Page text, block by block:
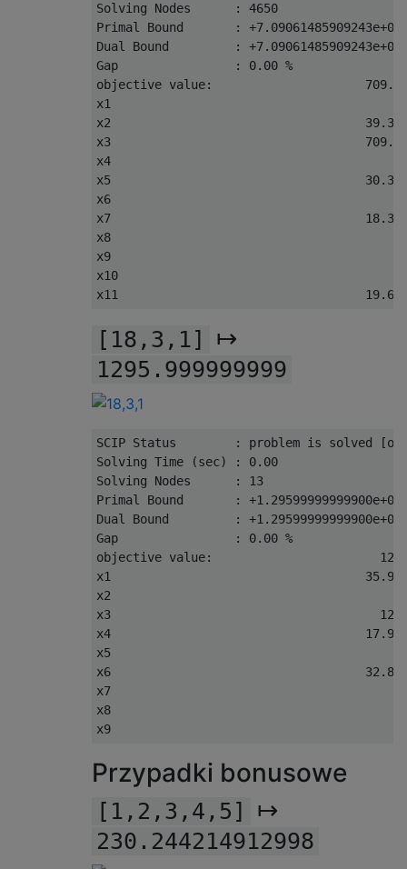
Solving
Nodes :
4650
Primal
Bound : +7.09061485909243e+02
Dual
Bound : +7.09061485909243e+02
Gap
: 0.00 %
objective value:
x2
x3
x5
x7
x11
[18,3,1] ↦
1295.999999999
SCIP Status : problem is solved [
Solving Time (sec) :
0.00
Solving
Nodes :
13
Primal
Bound : +1.29599999999900e+03
Dual
Bound : +1.29599999999900e+03
Gap
: 0.00 %
objective value:
x1
x3
x4
x6
Przypadki bonusowe
[1,2,3,4,5] ↦
230.244214912998